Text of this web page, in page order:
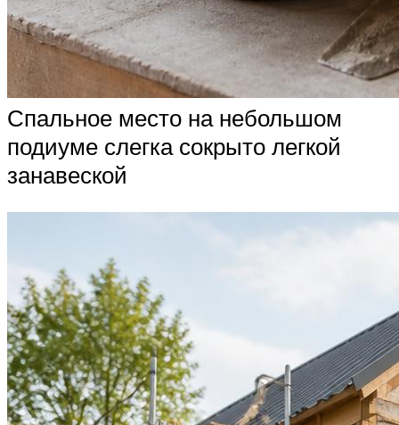
Спальное место на небольшом
подиуме слегка сокрыто легкой
занавеской